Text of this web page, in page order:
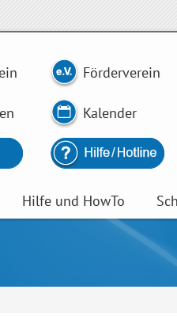
Förderverein
Kalender
Hilfe und HowTo